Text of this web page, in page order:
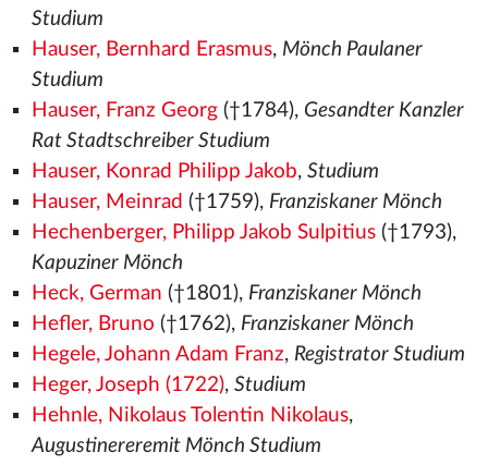
Studium
Hauser, Bernhard Erasmus, Mönch Paulaner
Studium
Hauser, Franz Georg(†1784), Gesandter Kanzler
Rat Stadtschreiber Studium
Hauser, Konrad Philipp Jakob, Studium
Hauser, Meinrad (†1759), Franziskaner Mönch
Hechenberger, Philipp Jakob Sulpitius(†1793),
Kapuziner Mönch
Heck, German (†1801), Franziskaner Mönch
Hefler, Bruno (†1762), Franziskaner Mönch
Hegele, Johann Adam Franz, Registrator Studium
Heger, Joseph (1722), Studium
Hehnle, Nikolaus Tolentin Nikolaus,
Augustinereremit Mönch Studium